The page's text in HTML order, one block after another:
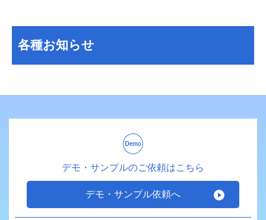
各種お知らせ
デモ・サンプルのご依頼はこちら
デモ・サンプル依頼へ